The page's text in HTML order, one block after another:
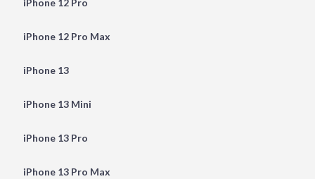
iPhone 12 Pro
iPhone 12 Pro Max
iPhone 13
iPhone 13 Mini
iPhone 13 Pro
iPhone 13 Pro Max